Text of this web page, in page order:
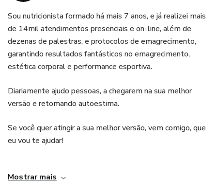
Sou nutricionista formado há mais 7 anos, e já realizei mais
de 14mil atendimentos presenciais e on-line, além de
dezenas de palestras, e protocolos de emagrecimento,
garantindo resultados fantásticos no emagrecimento,
estética corporal e performance esportiva.
Diariamente ajudo pessoas, a chegarem na sua melhor
versão e retomando autoestima.
Se você quer atingir a sua melhor versão, vem comigo, que
eu vou te ajudar!
nutricionista porquê amo essa profissão e acredito no
Mostrar mais